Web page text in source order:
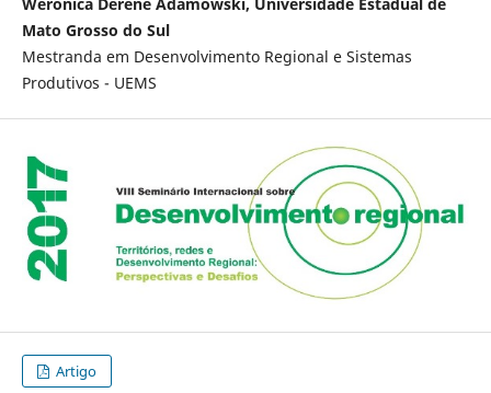
Mato Grosso do Sul
Mestranda em Desenvolvimento Regional e Sistemas
Produtivos - UEMS
Artigo